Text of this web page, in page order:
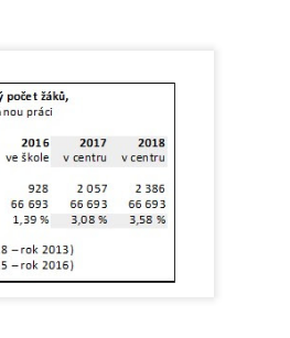
32 tisíc čistého a sám v Praze
Martina je vlastní
toho šetří, přivydělává si hudbou
starosta prosadil do čela